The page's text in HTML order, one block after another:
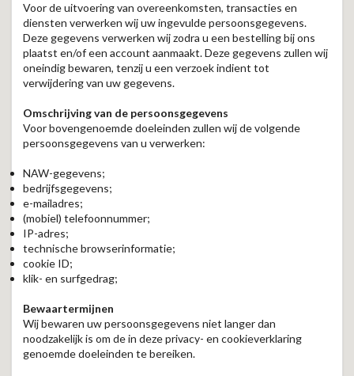
Voor de uitvoering van overeenkomsten, transacties en
diensten verwerken wij uw ingevulde persoonsgegevens.
Deze gegevens verwerken wij zodra u een bestelling bij ons
plaatst en/of een account aanmaakt. Deze gegevens zullen wij
oneindig bewaren, tenzij u een verzoek indient tot
verwijdering van uw gegevens.
Omschrijving van de persoonsgegevens
Voor bovengenoemde doeleinden zullen wij de volgende
persoonsgegevens van u verwerken:
NAW-gegevens;
bedrijfsgegevens;
e-mailadres;
(mobiel) telefoonnummer;
IP-adres;
technische browserinformatie;
cookie ID;
klik- en surfgedrag;
Bewaartermijnen
Wij bewaren uw persoonsgegevens niet langer dan
noodzakelijk is om de in deze privacy- en cookieverklaring
genoemde doeleinden te bereiken.